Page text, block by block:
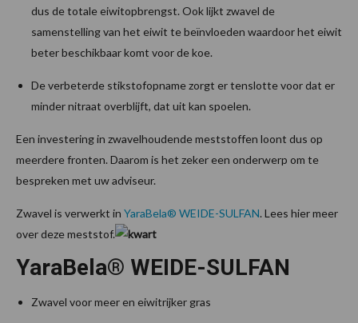
dus de totale eiwitopbrengst. Ook lijkt zwavel de
samenstelling van het eiwit te beïnvloeden waardoor het eiwit
beter beschikbaar komt voor de koe.
De verbeterde stikstofopname zorgt er tenslotte voor dat er
minder nitraat overblijft, dat uit kan spoelen.
Een investering in zwavelhoudende meststoffen loont dus op
meerdere fronten. Daarom is het zeker een onderwerp om te
bespreken met uw adviseur.
Zwavel is verwerkt in YaraBela® WEIDE-SULFAN. Lees hier meer
over deze meststof.
YaraBela® WEIDE-SULFAN
Zwavel voor meer en eiwitrijker gras